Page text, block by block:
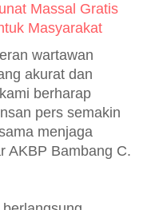
Massal Gratis
Masyarakat
wartawan
akurat dan
berharap
pers semakin
menjaga
AKBP Bambang C.